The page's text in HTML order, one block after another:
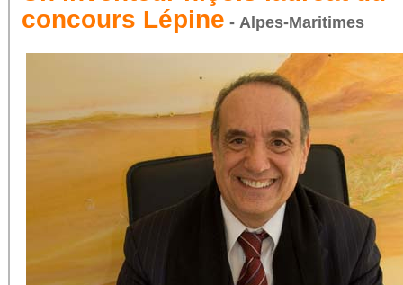
concours Lépine - Alpes-Maritimes